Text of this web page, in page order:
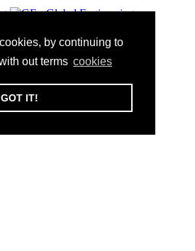
by continuing to
out terms cookies
GOT IT!